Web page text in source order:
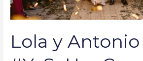
Lola y Antonio